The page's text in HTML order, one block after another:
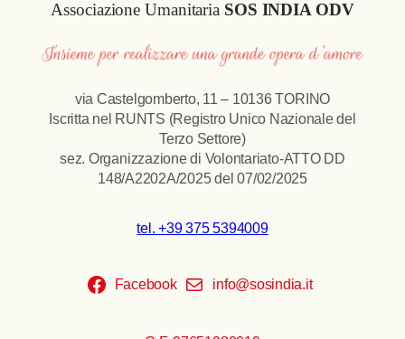
Associazione Umanitaria SOS INDIA ODV
via Castelgomberto, 11 – 10136 TORINO
Iscritta nel RUNTS (Registro Unico Nazionale del
Terzo Settore)
sez. Organizzazione di Volontariato-ATTO DD
148/A2202A/2025 del 07/02/2025
tel. +39 375 5394009
Facebook info@sosindia.it